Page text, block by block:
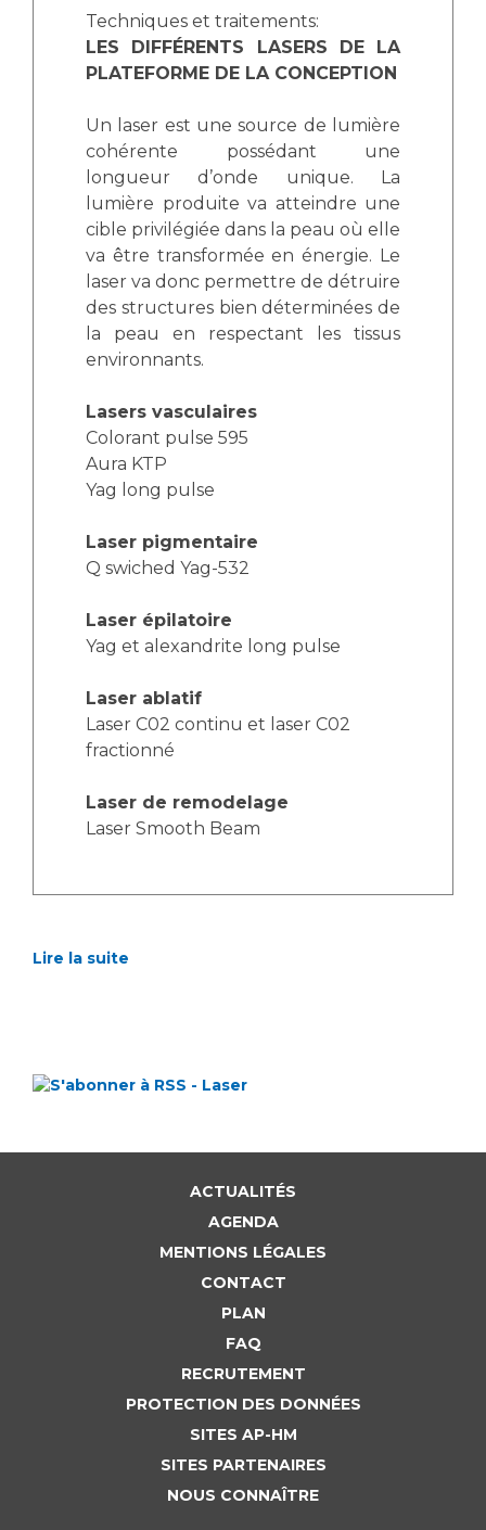
Techniques et traitements:
LES DIFFÉRENTS LASERS DE LA
PLATEFORME DE LA CONCEPTION
Un laser est une source de lumière
cohérente possédant une
longueur d’onde unique. La
lumière produite va atteindre une
cible privilégiée dans la peau où elle
va être transformée en énergie. Le
laser va donc permettre de détruire
des structures bien déterminées de
la peau en respectant les tissus
environnants.
Lasers vasculaires
Colorant pulse 595
Aura KTP
Yag long pulse
Laser pigmentaire
Q swiched Yag-532
Laser épilatoire
Yag et alexandrite long pulse
Laser ablatif
Laser C02 continu et laser C02
fractionné
Laser de remodelage
Laser Smooth Beam
Lire la suite
ACTUALITÉS
AGENDA
MENTIONS LÉGALES
CONTACT
PLAN
FAQ
RECRUTEMENT
PROTECTION DES DONNÉES
SITES AP-HM
SITES PARTENAIRES
NOUS CONNAÎTRE